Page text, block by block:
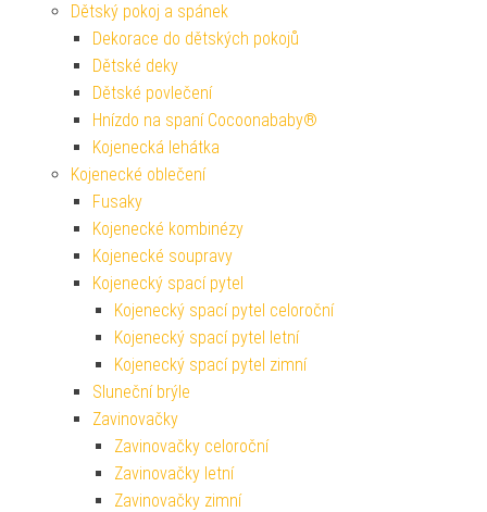
Dětský pokoj a spánek
Dekorace do dětských pokojů
Dětské deky
Dětské povlečení
Hnízdo na spaní Cocoonababy®
Kojenecká lehátka
Kojenecké oblečení
Fusaky
Kojenecké kombinézy
Kojenecké soupravy
Kojenecký spací pytel
Kojenecký spací pytel celoroční
Kojenecký spací pytel letní
Kojenecký spací pytel zimní
Sluneční brýle
Zavinovačky
Zavinovačky celoroční
Zavinovačky letní
Zavinovačky zimní